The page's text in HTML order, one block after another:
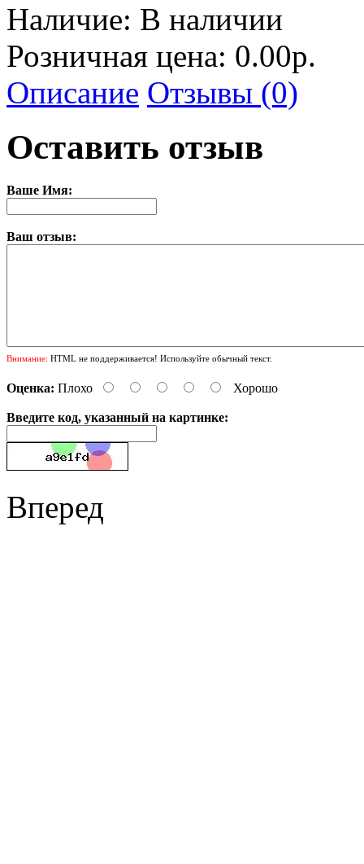
Наличие: В наличии
Розничная цена: 0.00р.
Описание Отзывы (0)
Оставить отзыв
Ваше Имя:
Ваш отзыв:
Внимание: HTML не поддерживается! Используйте обычный текст.
Оценка: Плохо Хорошо
Введите код, указанный на картинке:
Вперед